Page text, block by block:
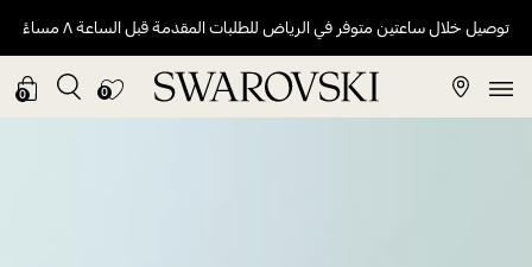
توصيل خلال ساعتين متوفر في الرياض للطلبات المقدمة قبل الساعة ٨ مساءً
0
0